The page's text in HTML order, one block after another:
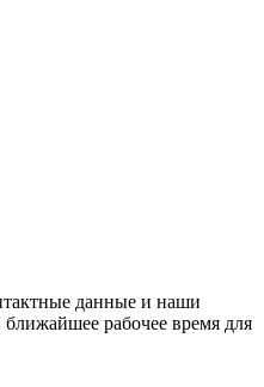
данные и наши
рабочее время для